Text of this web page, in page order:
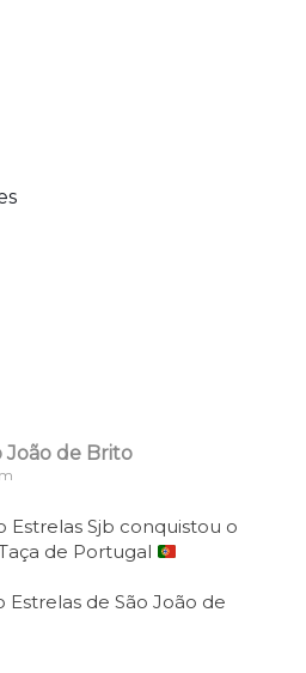
João de Brito
Estrelas Sjb conquistou o
de Portugal
de São João de